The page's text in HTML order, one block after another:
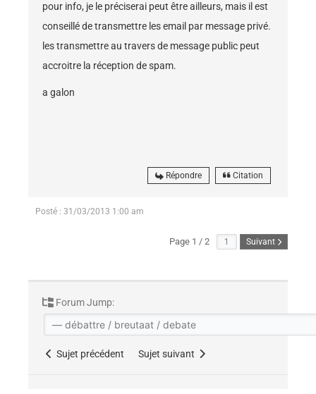
pour info, je le préciserai peut être ailleurs, mais il est
conseillé de transmettre les email par message privé.
les transmettre au travers de message public peut
accroitre la réception de spam.
a galon
Répondre Citation
Posté : 31/03/2013 1:00 am
Page 1 / 2 Suivant
Forum Jump:
Sujet précédent Sujet suivant